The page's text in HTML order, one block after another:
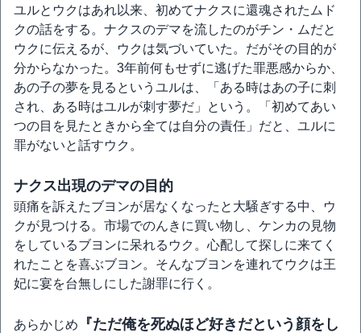
ユルとウクはあれ以来、初めてナクスに還魂されたムド
クの話をする。ナクスのデマを流したのがチン・ムだと
ウクに伝えるが、ウクは気づいていた。だがその目的が
分からなかった。3年前何もせずに逃げた罪悪感からか、
あの子の夢を見るというユルは、「ある時はあの子に刺
され、ある時はユルが刺す夢だ」という。「初めてあい
つの目を見たときから全ては自分の責任」だと、ユルに
罪がないと話すウク。
ナクス出現のデマの目的
頭痛を訴えたブヨンが居なくなったと大騒ぎする中、ウ
クが見つける。市場でのんきに買い物し、ケンカの見物
をしているブヨンに呆れるウク。心配して探しに来てく
れたことを喜ぶブヨン。そんなブヨンを連れてウクは王
妃に宴を台無しにした謝罪に行く。
あらかじめ
『ただ俺を死ぬほど好きだという顔をし